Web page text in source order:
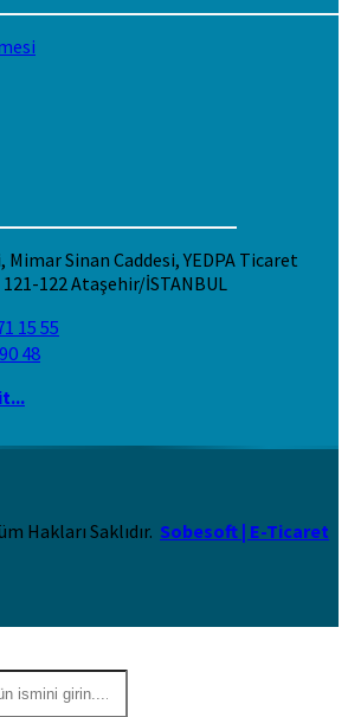
Sinan Caddesi, YEDPA Ticaret
122 Ataşehir/İSTANBUL
15 55
48
Hakları Saklıdır. Sobesoft | E-Ticaret